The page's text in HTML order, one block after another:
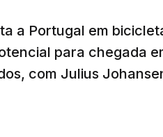
com arbitragem do
13 de agosto, em
único representante
a Portugal em
para chegada
com Julius